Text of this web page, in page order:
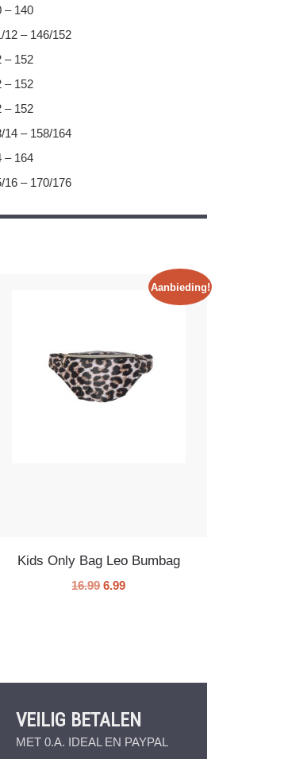
– 140
12 – 146/152
– 152
– 152
– 152
14 – 158/164
– 164
16 – 170/176
Aanbieding!
Kids Only Bag Leo Bumbag
16.99 6.99
VEILIG BETALEN
MET 0.A. IDEAL EN PAYPAL